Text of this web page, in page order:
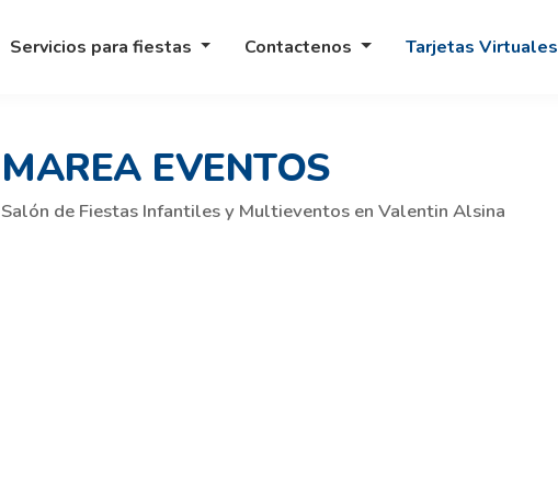
Servicios para fiestas Contactenos Tarjetas Virtuales
MAREA EVENTOS
Salón de Fiestas Infantiles y Multieventos en Valentin Alsina